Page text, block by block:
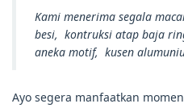
Kami menerima segala
besi, kontruksi atap baja
aneka motif, kusen
Ayo segera manfaatkan